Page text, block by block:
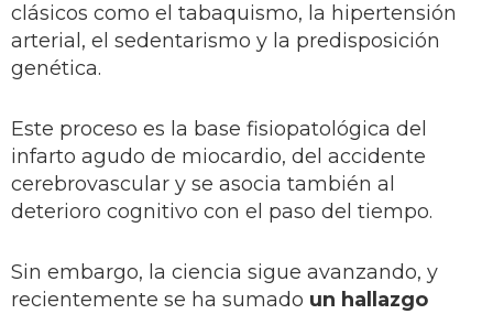
clásicos como el tabaquismo, la hipertensión
arterial, el sedentarismo y la predisposición
genética.
Este proceso es la base fisiopatológica del
infarto agudo de miocardio, del accidente
cerebrovascular y se asocia también al
deterioro cognitivo con el paso del tiempo.
Sin embargo, la ciencia sigue avanzando, y
recientemente se ha sumado un hallazgo